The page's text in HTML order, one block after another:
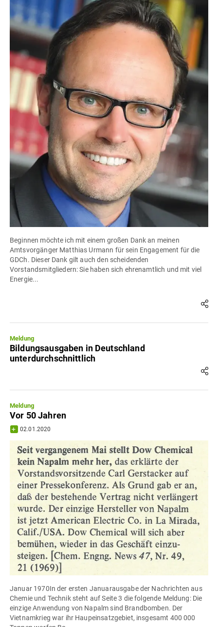
Beginnen möchte ich mit einem großen Dank an meinen
Amtsvorgänger Matthias Urmann für sein Engagement für die
GDCh. Dieser Dank gilt auch den scheidenden
Vorstandsmitgliedern: Sie haben sich ehrenamtlich und mit viel
Energie...
Meldung
Bildungsausgaben in Deutschland
unterdurchschnittlich
Meldung
Vor 50 Jahren
02.01.2020
Januar 1970In der ersten Januarausgabe der Nachrichten aus
Chemie und Technik steht auf Seite 3 die folgende Meldung: Die
einzige Anwendung von Napalm sind Brandbomben. Der
Vietnamkrieg war ihr Haupeinsatzgebiet, insgesamt 400 000